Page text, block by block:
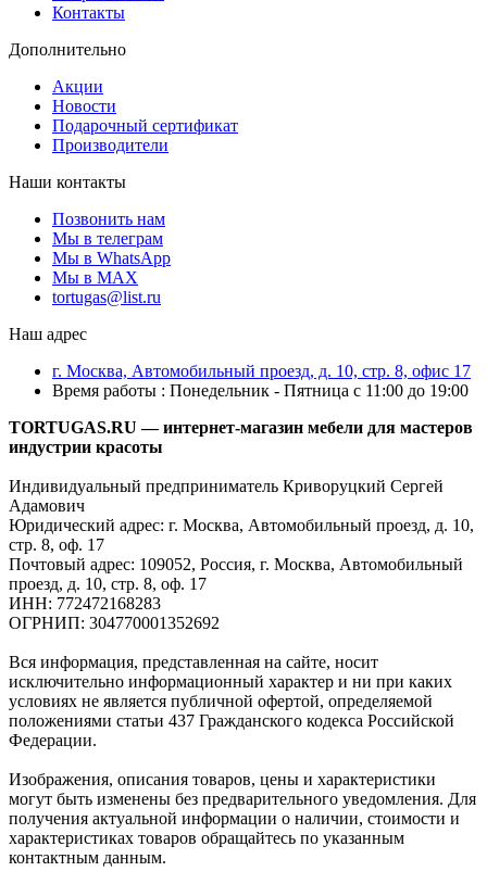
Контакты
Дополнительно
Акции
Новости
Подарочный сертификат
Производители
Наши контакты
Позвонить нам
Мы в телеграм
Мы в WhatsApp
Мы в MAX
tortugas@list.ru
Наш адрес
г. Москва, Автомобильный проезд, д. 10, стр. 8, офис 17
Время работы : Понедельник - Пятница с 11:00 до 19:00
TORTUGAS.RU — интернет-магазин мебели для мастеров
индустрии красоты
Индивидуальный предприниматель Криворуцкий Сергей
Адамович
Юридический адрес: г. Москва, Автомобильный проезд, д. 10,
стр. 8, оф. 17
Почтовый адрес: 109052, Россия, г. Москва, Автомобильный
проезд, д. 10, стр. 8, оф. 17
ИНН: 772472168283
ОГРНИП: 304770001352692
Вся информация, представленная на сайте, носит
исключительно информационный характер и ни при каких
условиях не является публичной офертой, определяемой
положениями статьи 437 Гражданского кодекса Российской
Федерации.
Изображения, описания товаров, цены и характеристики
могут быть изменены без предварительного уведомления. Для
получения актуальной информации о наличии, стоимости и
характеристиках товаров обращайтесь по указанным
контактным данным.